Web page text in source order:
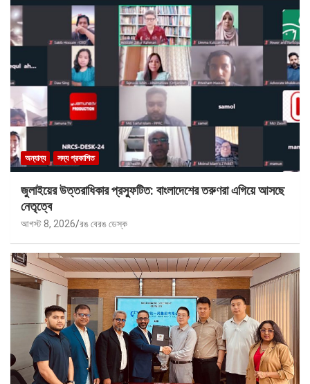
অন্যান্য সদ্য প্রকাশিত
জুলাইয়ের উত্তরাধিকার প্রস্ফুটিত: বাংলাদেশের তরুণরা এগিয়ে আসছে
নেতৃত্বে
আগস্ট 8, 2026 রঙ বেরঙ ডেস্ক